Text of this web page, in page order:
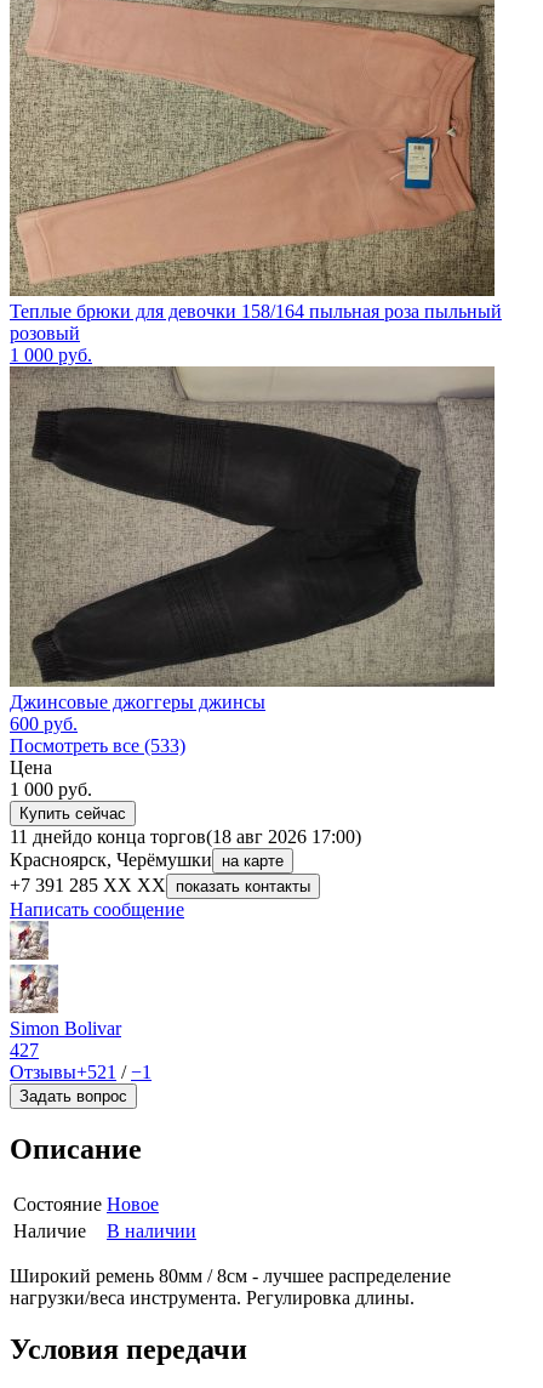
Теплые брюки для девочки 158/164 пыльная роза пыльный
розовый
1 000 руб.
Джинсовые джоггеры джинсы
600 руб.
Посмотреть все (533)
Цена
1 000 руб.
Купить сейчас
11 днейдо конца торгов(18 авг 2026 17:00)
Красноярск, Черёмушки
на карте
+7 391 285 XX XX показать контакты
Написать сообщение
Simon Bolivar
427
Отзывы+521 /−1
Задать вопрос
Описание
Состояние Новое
Наличие
В наличии
Широкий ремень 80мм / 8см - лучшее распределение
нагрузки/веса инструмента. Регулировка длины.
Условия передачи